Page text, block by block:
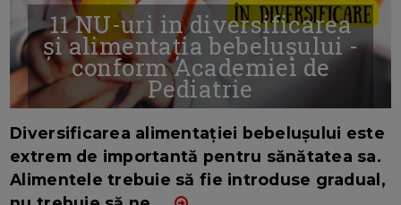
11 NU-uri in diversificarea
și alimentația bebelușului -
conform Academiei de
Pediatrie
Diversificarea alimentației bebelușului este
extrem de importantă pentru sănătatea sa.
Alimentele trebuie să fie introduse gradual,